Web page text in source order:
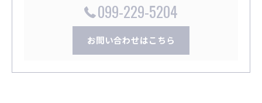
099-229-5204
お問い合わせはこちら